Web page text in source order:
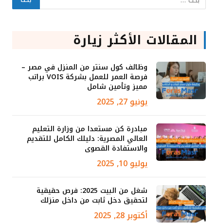
المقالات الأكثر زيارة
وظائف كول سنتر من المنزل في مصر –
فرصة العمر للعمل بشركة VOIS براتب
مميز وتأمين شامل
يونيو 27, 2025
مبادرة كن مستعدا من وزارة التعليم
العالي المصرية: دليلك الكامل للتقديم
والاستفادة القصوى
يوليو 10, 2025
شغل من البيت 2025: فرص حقيقية
لتحقيق دخل ثابت من داخل منزلك
أكتوبر 28, 2025